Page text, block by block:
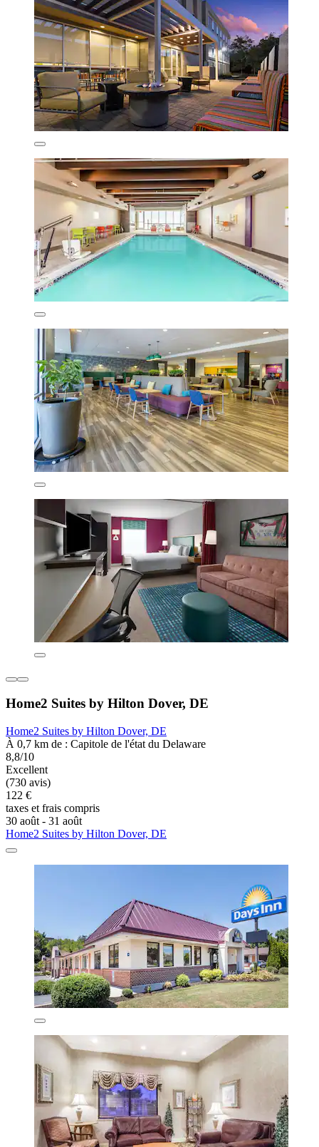
Home2 Suites by Hilton Dover, DE
Home2 Suites by Hilton Dover, DE
À 0,7 km de : Capitole de l'état du Delaware
8,8/10
Excellent
(730 avis)
122 €
taxes et frais compris
30 août - 31 août
Home2 Suites by Hilton Dover, DE